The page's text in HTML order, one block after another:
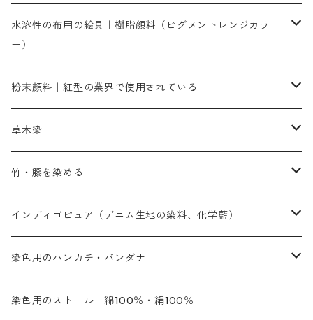
染色に必要な薬品類
橙色系
青色系
紫色系
緑色系
染料一覧
人気のおすすめ染料
橙色系
緑色系
染色に必要な薬品類
補助薬品
お勧めの3原色（赤・青・黄色）
お勧め｜スミフィックス～
3原色以外の色目
赤色
茶色｜20g入りのみ公開
染色に必要な薬品
アルカリ剤
補助薬品
捺染に必要な材料
捺染糊
水溶性の布用の絵具｜樹脂顔料（ピグメントレンジカラ
ー）
ネオカラー（色）
内容量：100g
内容量：500g
バィンダー（定着剤）
増粘剤
黄色系
エロ―M3G｜定番の色合い
エロー ＭＧＲ｜明るい緑みの黄色
オレンジ系
オレンヂMG｜黄みの橙色
赤色系
粉末顔料｜紅型の業界で使用されている
赤色系
本洋紅
代用朱黄色口
黄色系
ファストエロ―10GN（鮮やかな黄色）
ファストエロ―5GN（黄色）
青色系
NSBAブルー
群青
白色｜胡粉
黒色｜在庫処分特価
草木染
植物染料
人気のおすすめ植物染料
インド茜・西洋茜の個別販売
濃染処理剤｜ソルバックスPS－900
媒染剤
アルミ媒染剤
ソーダ灰｜アルカリ性のPH調整剤
竹・籐を染める
人気のおすすめ竹・藤を染める染料
塩基性染料（混色可能）
ビスマークブロンB｜赤茶色
オリジナル染料｜スス竹色｜ミキセットファストブロンGR
インディゴピュア（デニム生地の染料、化学藍）
初心者向けお試しセット販売
インディゴピュア
染色用のハンカチ・バンダナ
45cm×45cm（ハンカチ）｜端の始末も綿糸｜タグなし
染色用のストール｜綿100％・絹100％